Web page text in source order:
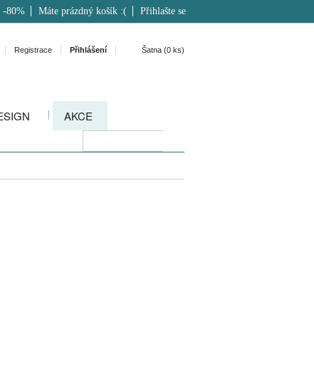
-80% Máte prázdný košík :( Přihlašte se
Registrace Přihlášení Šatna (0 ks)
AKCE